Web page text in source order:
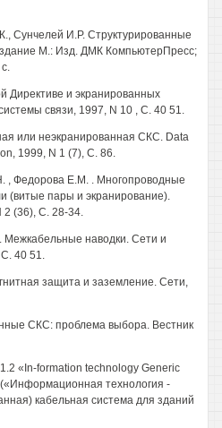
Сунчелей И.Р. Структурированные
М.: Изд. ДМК КомпьютерПресс;
Директиве и экранированных
связи, 1997, N 10 , С. 40 51.
или неэкранированная СКС. Data
1999, N 1 (7), С. 86.
, Федорова Е.М. . Многопроводные
(витые пары и экранирование).
2 (36), С. 28-34.
Межкабельные наводки. Сети и
40 51.
защита и заземление. Сети,
СКС: проблема выбора. Вестник
«In-formation technology Generic
технология -
кабельная система для зданий